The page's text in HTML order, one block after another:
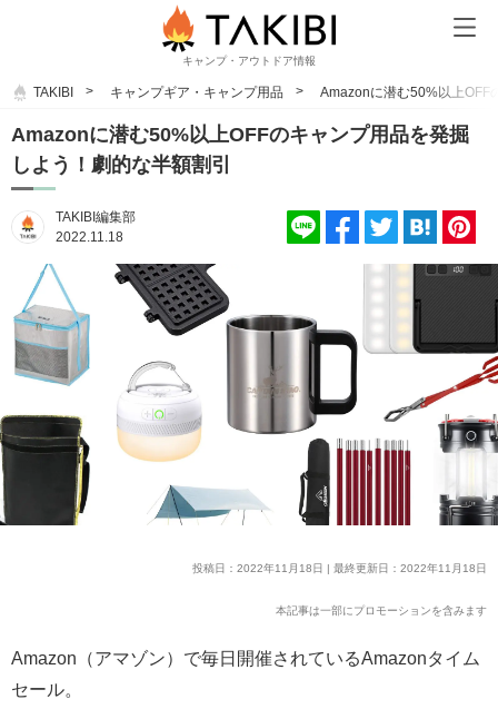
キャンプ・アウトドア情報
TAKIBI キャンプギア・キャンプ用品 Amazonに潜む50%以上OFF
Amazonに潜む50%以上OFFのキャンプ用品を発掘
しよう！劇的な半額割引
TAKIBI編集部
2022.11.18
投稿日：2022年11月18日 | 最終更新日：2022年11月18日
本記事は一部にプロモーションを含みます
Amazon（アマゾン）で毎日開催されているAmazonタイム
セール。